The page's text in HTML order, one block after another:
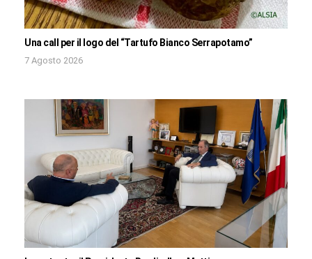
Una call per il logo del “Tartufo Bianco Serrapotamo”
7 Agosto 2026